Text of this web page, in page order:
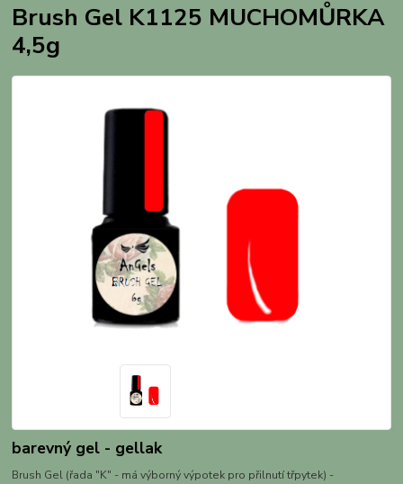
Brush Gel K1125 MUCHOMŮRKA
4,5g
barevný gel - gellak
Brush Gel (řada "K" - má výborný výpotek pro přilnutí třpytek) -